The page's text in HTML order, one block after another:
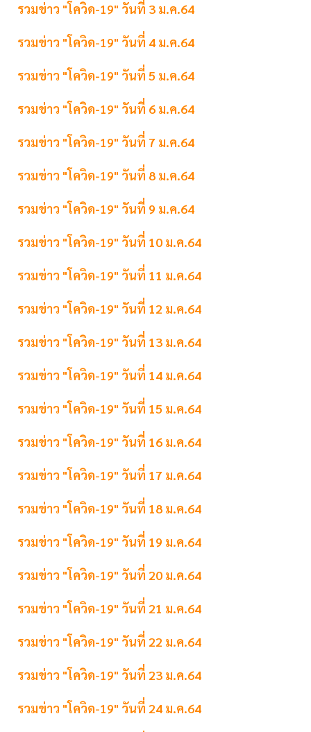
รวมข่าว "โควิด-19" วันที่ 3 ม.ค.64
รวมข่าว "โควิด-19" วันที่ 4 ม.ค.64
รวมข่าว "โควิด-19" วันที่ 5 ม.ค.64
รวมข่าว "โควิด-19" วันที่ 6 ม.ค.64
รวมข่าว "โควิด-19" วันที่ 7 ม.ค.64
รวมข่าว "โควิด-19" วันที่ 8 ม.ค.64
รวมข่าว "โควิด-19" วันที่ 9 ม.ค.64
รวมข่าว "โควิด-19" วันที่ 10 ม.ค.64
รวมข่าว "โควิด-19" วันที่ 11 ม.ค.64
รวมข่าว "โควิด-19" วันที่ 12 ม.ค.64
รวมข่าว "โควิด-19" วันที่ 13 ม.ค.64
รวมข่าว "โควิด-19" วันที่ 14 ม.ค.64
รวมข่าว "โควิด-19" วันที่ 15 ม.ค.64
รวมข่าว "โควิด-19" วันที่ 16 ม.ค.64
รวมข่าว "โควิด-19" วันที่ 17 ม.ค.64
รวมข่าว "โควิด-19" วันที่ 18 ม.ค.64
รวมข่าว "โควิด-19" วันที่ 19 ม.ค.64
รวมข่าว "โควิด-19" วันที่ 20 ม.ค.64
รวมข่าว "โควิด-19" วันที่ 21 ม.ค.64
รวมข่าว "โควิด-19" วันที่ 22 ม.ค.64
รวมข่าว "โควิด-19" วันที่ 23 ม.ค.64
รวมข่าว "โควิด-19" วันที่ 24 ม.ค.64